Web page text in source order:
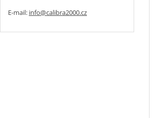
E-mail: info@calibra2000.cz